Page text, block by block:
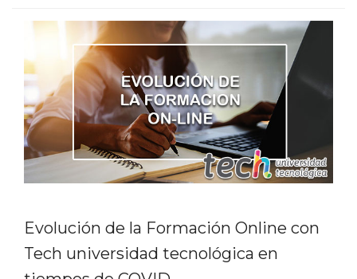
Evolución de la Formación Online con
Tech universidad tecnológica en